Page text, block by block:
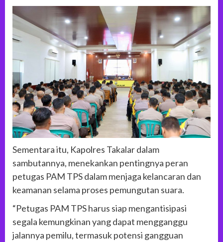
Sementara itu, Kapolres Takalar dalam
sambutannya, menekankan pentingnya peran
petugas PAM TPS dalam menjaga kelancaran dan
keamanan selama proses pemungutan suara.
“Petugas PAM TPS harus siap mengantisipasi
segala kemungkinan yang dapat mengganggu
jalannya pemilu, termasuk potensi gangguan